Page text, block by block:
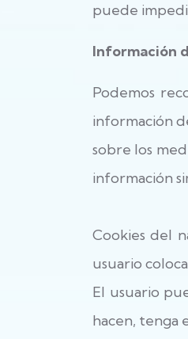
puede
Información
Podemos
información
sobre los
información
Cookies del
usuario
El usuario
hacen, tenga